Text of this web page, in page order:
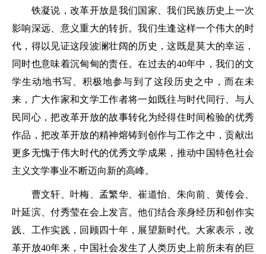
铁凝说，改革开放是我们国家、我们民族历史上一次
影响深远、意义重大的转折。我们生逢这样一个伟大的时
代，得以见证这段波澜壮阔的历史，这既是莫大的幸运，
同时也意味着沉甸甸的责任。在过去的40年中，我们的文
学生动地书写、积极地参与到了这段历史之中，而在未
来，广大作家和文学工作者将一如既往与时代同行、与人
民同心，把改革开放的故事转化为经得住时间检验的优秀
作品，把改革开放的精神熔铸到创作与工作之中，贡献出
更多无愧于伟大时代的优秀文学成果，推动中国特色社会
主义文学事业不断迈向新的高峰。
曹文轩、叶梅、孟繁华、崔道怡、朱向前、黄传会、
叶延滨、付秀莹在会上发言。他们结合亲身经历和创作实
践、工作实践，回顾四十年，展望新时代。大家表示，改
革开放40年来，中国社会发生了人类历史上前所未有的巨